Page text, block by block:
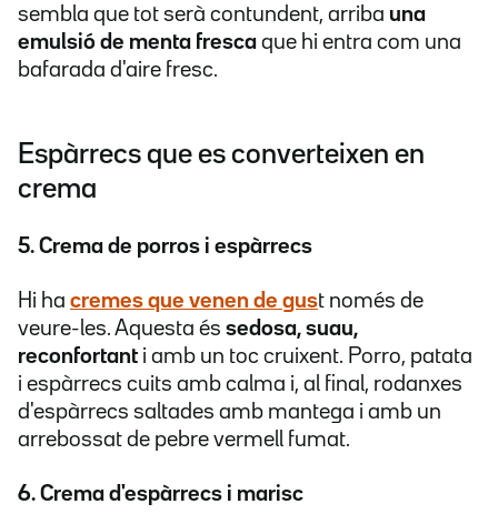
sembla que tot serà contundent, arriba una
emulsió de menta fresca que hi entra com una
bafarada d'aire fresc.
Espàrrecs que es converteixen en
crema
5. Crema de porros i espàrrecs
Hi ha cremes que venen de gust només de
veure-les. Aquesta és sedosa, suau,
reconfortant i amb un toc cruixent. Porro, patata
i espàrrecs cuits amb calma i, al final, rodanxes
d'espàrrecs saltades amb mantega i amb un
arrebossat de pebre vermell fumat.
6. Crema d'espàrrecs i marisc